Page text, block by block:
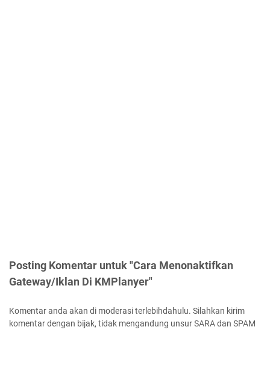
Posting Komentar untuk "Cara Menonaktifkan
Gateway/Iklan Di KMPlanyer"
Komentar anda akan di moderasi terlebihdahulu. Silahkan kirim
komentar dengan bijak, tidak mengandung unsur SARA dan SPAM